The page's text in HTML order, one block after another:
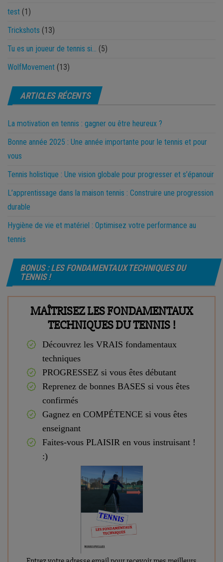
test (1)
Trickshots (13)
Tu es un joueur de tennis si… (5)
WolfMovement (13)
ARTICLES RÉCENTS
La motivation en tennis : gagner ou être heureux ?
Bonne année 2025 : Une année importante pour le tennis et pour
vous
Tennis holistique : Une vision globale pour progresser et s’épanouir
L’apprentissage dans la maison tennis : Construire une progression
durable
Hygiène de vie et matériel : Optimisez votre performance au
tennis
BONUS : LES FONDAMENTAUX TECHNIQUES DU
TENNIS !